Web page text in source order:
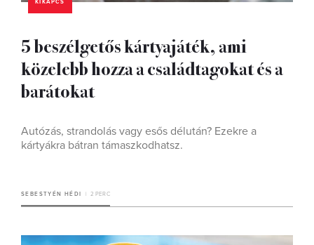
KIKAPCS
5 beszélgetős kártyajáték, ami
közelebb hozza a családtagokat és a
barátokat
Autózás, strandolás vagy esős délután? Ezekre a
kártyákra bátran támaszkodhatsz.
SEBESTYÉN HÉDI 2 PERC